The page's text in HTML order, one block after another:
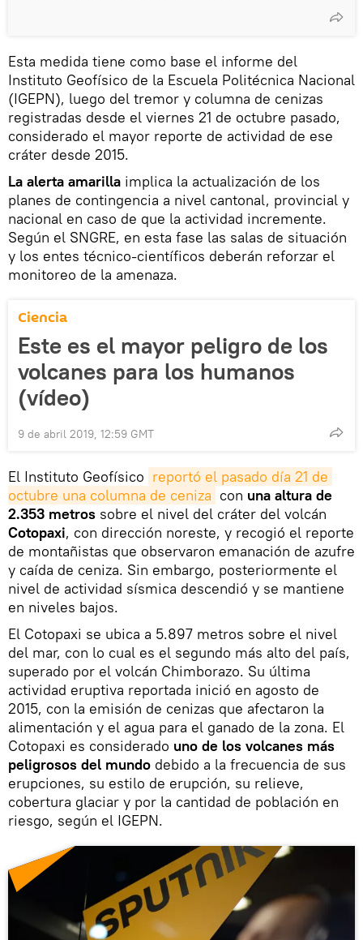
Esta medida tiene como base el informe del
Instituto Geofísico de la Escuela Politécnica Nacional
(IGEPN), luego del tremor y columna de cenizas
registradas desde el viernes 21 de octubre pasado,
considerado el mayor reporte de actividad de ese
cráter desde 2015.
La alerta amarilla implica la actualización de los
planes de contingencia a nivel cantonal, provincial y
nacional en caso de que la actividad incremente.
Según el SNGRE, en esta fase las salas de situación
y los entes técnico-científicos deberán reforzar el
monitoreo de la amenaza.
Ciencia
Este es el mayor peligro de los
volcanes para los humanos
(vídeo)
9 de abril 2019, 12:59 GMT
El Instituto Geofísico reportó el pasado día 21 de
octubre una columna de ceniza con una altura de
2.353 metros sobre el nivel del cráter del volcán
Cotopaxi, con dirección noreste, y recogió el reporte
de montañistas que observaron emanación de azufre
y caída de ceniza. Sin embargo, posteriormente el
nivel de actividad sísmica descendió y se mantiene
en niveles bajos.
El Cotopaxi se ubica a 5.897 metros sobre el nivel
del mar, con lo cual es el segundo más alto del país,
superado por el volcán Chimborazo. Su última
actividad eruptiva reportada inició en agosto de
2015, con la emisión de cenizas que afectaron la
alimentación y el agua para el ganado de la zona. El
Cotopaxi es considerado uno de los volcanes más
peligrosos del mundo debido a la frecuencia de sus
erupciones, su estilo de erupción, su relieve,
cobertura glaciar y por la cantidad de población en
riesgo, según el IGEPN.